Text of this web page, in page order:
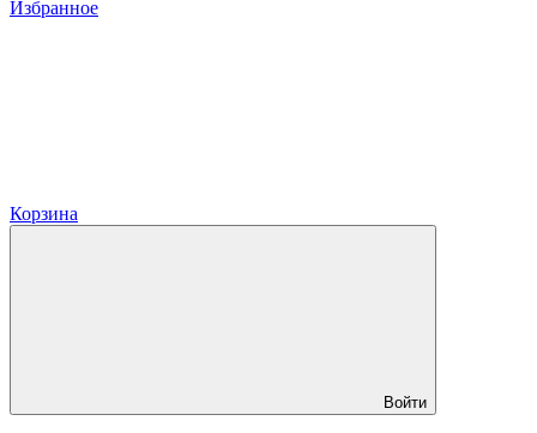
Избранное
Корзина
Войти